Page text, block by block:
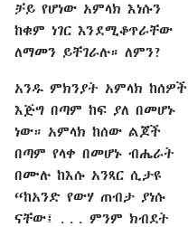
ቻይ የሆነው አምላክ እነሱን
ከቁም ነገር እንደሚቆጥራቸው
ለማመን ይቸገራሉ። ለምን?
አንዱ ምክንያት አምላክ ከሰዎች
እጅግ በጣም ከፍ ያለ በመሆኑ
ነው። አምላክ ከሰው ልጆች
በጣም የላቀ በመሆኑ ብሔራት
በሙሉ ከእሱ አንጻር ሲታዩ
“ከአንድ የውሃ ጠብታ ያነሱ
ናቸው፤ . . . ምንም ክብደት